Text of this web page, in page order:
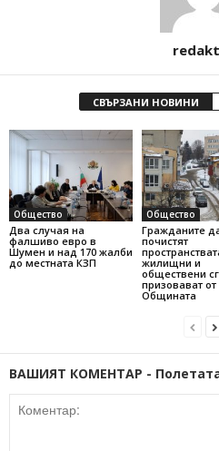
СВЪРЗАНИ НОВИНИ
Общество
Два случая на
фалшиво евро в
Шумен и над 170 жалби
до местната КЗП
Общество
Гражданите
почистят
жилищни и
обществени
призовават от
Общината
ВАШИЯТ КОМЕНТАР -